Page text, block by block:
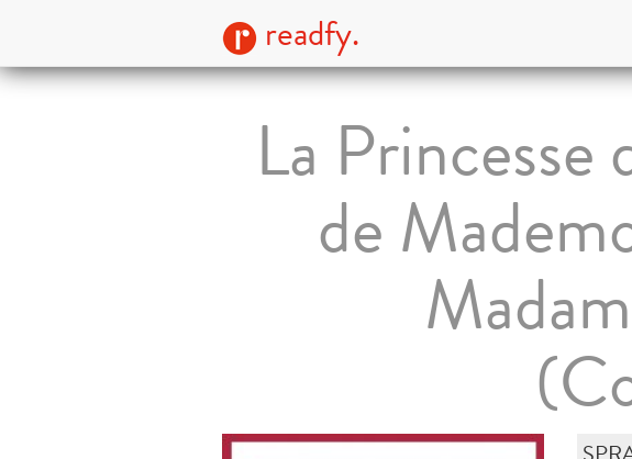
readfy.
La
de